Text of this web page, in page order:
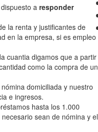
a responder
la renta y justificantes de
en la empresa, si es empleo
cuantia digamos que a partir
como la compra de un
domiciliada y nuestro
e ingresos.
hasta los 1.000
sean de nómina y el